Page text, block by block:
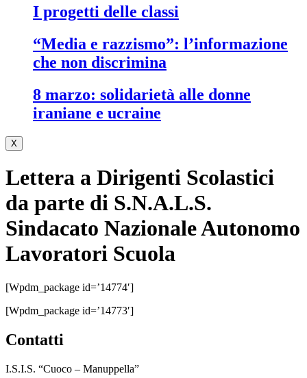
i progetti delle classi
“media e razzismo”: l’informazione
che non discrimina
8 marzo: solidarietà alle donne
iraniane e ucraine
X
Lettera a Dirigenti Scolastici
da parte di S.N.A.L.S.
Sindacato Nazionale Autonomo
Lavoratori Scuola
[wpdm_package id=’14774′]
[wpdm_package id=’14773′]
contatti
I.S.I.S. “Cuoco – Manuppella”